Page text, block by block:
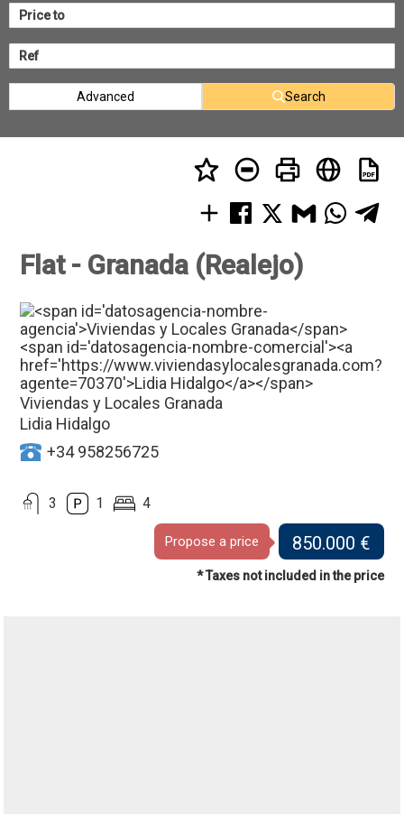
Advanced Search
Flat - Granada (Realejo)
Viviendas y Locales Granada
Lidia Hidalgo
+34 958256725
3 4
1
Propose a price 850.000 €
* Taxes not included in the price